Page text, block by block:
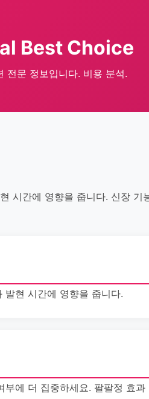
Best Choice
문 정보입니다. 비용 분석.
시간에 영향을 줍니다. 신장 기
현 시간에 영향을 줍니다.
에 더 집중하세요. 팔팔정 효